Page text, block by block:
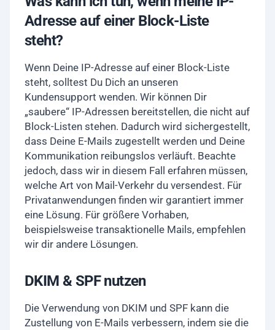
Adresse auf einer Block-Liste
steht?
Wenn Deine IP-Adresse auf einer Block-Liste
steht, solltest Du Dich an unseren
Kundensupport wenden. Wir können Dir
„saubere“ IP-Adressen bereitstellen, die nicht auf
Block-Listen stehen. Dadurch wird sichergestellt,
dass Deine E-Mails zugestellt werden und Deine
Kommunikation reibungslos verläuft. Beachte
jedoch, dass wir in diesem Fall erfahren müssen,
welche Art von Mail-Verkehr du versendest. Für
Privatanwendungen finden wir garantiert immer
eine Lösung. Für größere Vorhaben,
beispielsweise transaktionelle Mails, empfehlen
wir dir andere Lösungen.
DKIM & SPF nutzen
Die Verwendung von DKIM und SPF kann die
Zustellung von E-Mails verbessern, indem sie die